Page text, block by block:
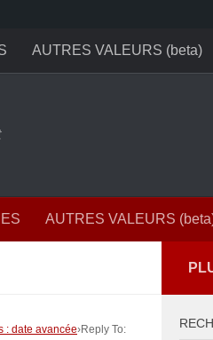
AUTRES VALEURS (beta)
AUTRES VALEURS
: date avancée›Reply To: